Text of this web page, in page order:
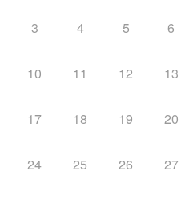
3 4 5 6
10 11 12 13
17 18 19 20
24 25 26 27